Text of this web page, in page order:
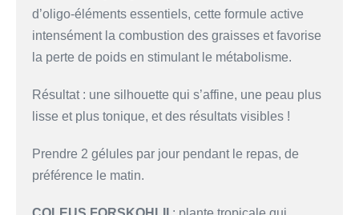
d’oligo-éléments essentiels, cette formule active
intensément la combustion des graisses et favorise
la perte de poids en stimulant le métabolisme.
Résultat : une silhouette qui s’affine, une peau plus
lisse et plus tonique, et des résultats visibles !
Prendre 2 gélules par jour pendant le repas, de
préférence le matin.